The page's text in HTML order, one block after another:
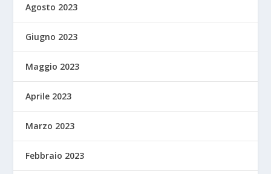
Agosto 2023
Giugno 2023
Maggio 2023
Aprile 2023
Marzo 2023
Febbraio 2023